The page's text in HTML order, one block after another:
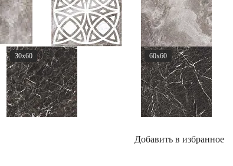
30x60 60x60
Добавить в избранное